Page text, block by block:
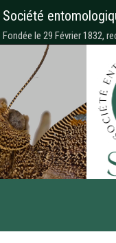
Société
Fondée le 29 Février 1832,